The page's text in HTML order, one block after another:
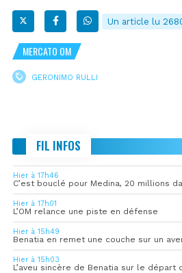
Un article lu
MERCATO OM
GERONIMO RULLI
FIL INFOS
Hier à 17h46
C’est bouclé pour Medina, 20 millions
Hier à 17h01
L’OM relance une piste en défense
Hier à 15h49
Benatia en remet une couche sur un
Hier à 15h03
L’aveu sincère de Benatia sur le départ